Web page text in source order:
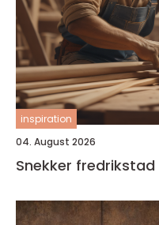
inspiration
04. August 2026